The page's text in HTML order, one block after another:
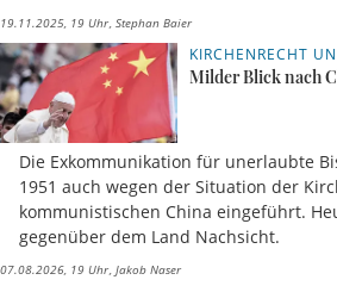
19.11.2025, 19 Uhr Stephan Baier
KIRCHENRECHT
Milder Blick nach
Die Exkommunikation für unerlaubte
1951 auch wegen der Situation der
kommunistischen China eingeführt.
gegenüber dem Land Nachsicht.
07.08.2026, 19 Uhr Jakob Naser